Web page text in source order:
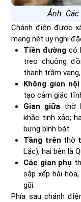
Ảnh:
Chánh điện được
mang nét uy nghi
Tiền đường có
treo chuông
thanh trầm
Không gian
tạo cảm giác
Gian giữa thờ
khắc tinh xảo;
bưng bình bát.
Tầng trên thờ
Lặc), hai bên là
Các gian phụ
sắp xếp hài
gũi.
Phía sau chánh